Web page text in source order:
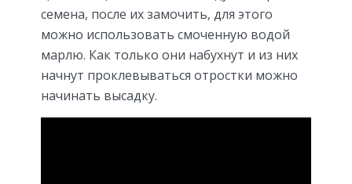
семена, после их замочить, для этого
можно использовать смоченную водой
марлю. Как только они набухнут и из них
начнут проклевываться отростки можно
начинать высадку.